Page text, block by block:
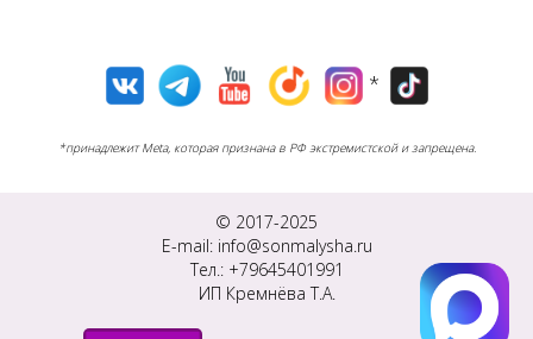
*
*принадлежит Meta, которая признана в РФ экстремистской и запрещена.
© 2017-2025
E-mail: info@sonmalysha.ru
Тел.: +79645401991
ИП Кремнёва Т.А.